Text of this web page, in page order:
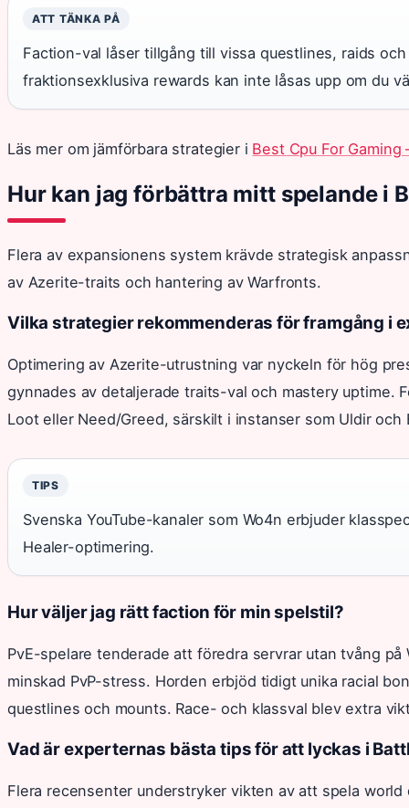
ATT TÄNKA PÅ
Faction-val låser tillgång till vissa questlines, raids
fraktionsexklusiva rewards kan inte låsas upp om du
Läs mer om jämförbara strategier i Best Cpu For Gaming
Hur kan jag förbättra mitt spelande i
Flera av expansionens system krävde strategisk
av Azerite-traits och hantering av Warfronts.
Vilka strategier rekommenderas för framgång i
Optimering av Azerite-utrustning var nyckeln för hög
gynnades av detaljerade traits-val och mastery uptime.
Loot eller Need/Greed, särskilt i instanser som Uldir och
TIPS
Svenska YouTube-kanaler som Wo4n erbjuder
Healer-optimering.
Hur väljer jag rätt faction för min spelstil?
PvE-spelare tenderade att föredra servrar utan tvång
minskad PvP-stress. Horden erbjöd tidigt unika racial
questlines och mounts. Race- och klassval blev extra
Vad är experternas bästa tips för att lyckas i
Flera recensenter understryker vikten av att spela